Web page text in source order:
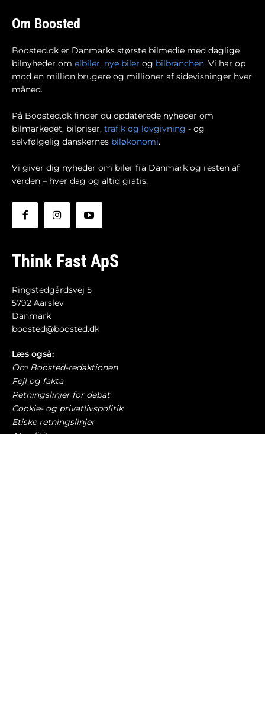
Om Boosted
Boosted.dk er Danmarks største bilmedie med daglige
bilnyheder om elbiler, nye biler og bilbranchen. Vi har op
mod en million brugere og millioner af sidevisninger hver
måned.
På Boosted.dk finder du opdaterede nyheder om
bilmarkedet, bilpriser, trafik og lovgivning - og
selvfølgelig danskernes biløkonomi.
Vi giver dig nyheder om biler fra Danmark og resten af
verden – hver dag og altid gratis.
Think Fast ApS
Ringstedgårdsvej 5
5792 Aarslev
Danmark
boosted@boosted.dk
Læs også:
Om Boosted-redaktionen
Fejl og fakta
Retningslinjer for debat
Cookie- og privatlivspolitik
Etiske retningslinjer
AI-politik